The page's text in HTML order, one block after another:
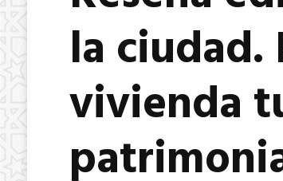
la ciudad.
vivienda